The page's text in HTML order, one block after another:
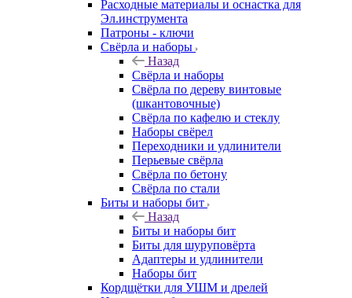
Расходные материалы и оснастка для
Эл.инструмента
Патроны - ключи
Свёрла и наборы
Назад
Свёрла и наборы
Свёрла по дереву винтовые
(шкантовочные)
Свёрла по кафелю и стеклу
Наборы свёрел
Переходники и удлинители
Перьевые свёрла
Свёрла по бетону
Свёрла по стали
Биты и наборы бит
Назад
Биты и наборы бит
Биты для шуруповёрта
Адаптеры и удлинители
Наборы бит
Кордщётки для УШМ и дрелей